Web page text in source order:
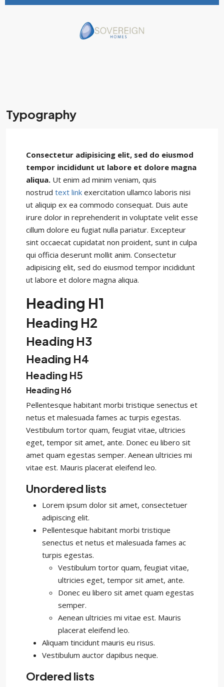
Typography
Consectetur adipisicing elit, sed do eiusmod
tempor incididunt ut labore et dolore magna
aliqua. Ut enim ad minim veniam, quis
nostrud text link exercitation ullamco laboris nisi
ut aliquip ex ea commodo consequat. Duis aute
irure dolor in reprehenderit in voluptate velit esse
cillum dolore eu fugiat nulla pariatur. Excepteur
sint occaecat cupidatat non proident, sunt in culpa
qui officia deserunt mollit anim. Consectetur
adipisicing elit, sed do eiusmod tempor incididunt
ut labore et dolore magna aliqua.
Heading H1
Heading H2
Heading H3
Heading H4
Heading H5
Heading H6
Pellentesque habitant morbi tristique senectus et
netus et malesuada fames ac turpis egestas.
Vestibulum tortor quam, feugiat vitae, ultricies
eget, tempor sit amet, ante. Donec eu libero sit
amet quam egestas semper. Aenean ultricies mi
vitae est. Mauris placerat eleifend leo.
Unordered lists
Lorem ipsum dolor sit amet, consectetuer
adipiscing elit.
Pellentesque habitant morbi tristique
senectus et netus et malesuada fames ac
turpis egestas.
Vestibulum tortor quam, feugiat vitae,
ultricies eget, tempor sit amet, ante.
Donec eu libero sit amet quam egestas
semper.
Aenean ultricies mi vitae est. Mauris
placerat eleifend leo.
Aliquam tincidunt mauris eu risus.
Vestibulum auctor dapibus neque.
Ordered lists